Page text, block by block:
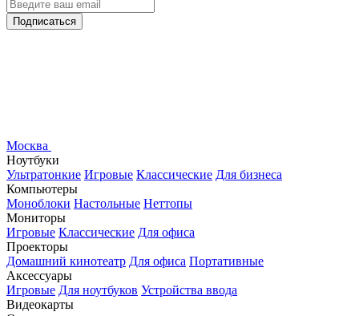
Подписаться
Москва
Ноутбуки
Ультратонкие Игровые Классические Для бизнеса
Компьютеры
Моноблоки Настольные Неттопы
Мониторы
Игровые Классические Для офиса
Проекторы
Домашний кинотеатр Для офиса Портативные
Аксессуары
Игровые Для ноутбуков Устройства ввода
Видеокарты